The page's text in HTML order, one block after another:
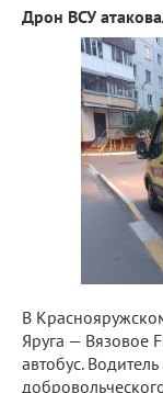
Дрон ВСУ
В
Яруга — Вязовое
автобус.